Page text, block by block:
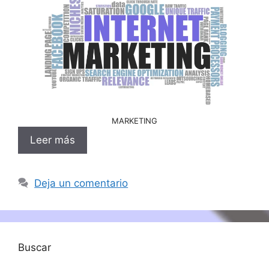
MARKETING
Leer más
Deja un comentario
Buscar